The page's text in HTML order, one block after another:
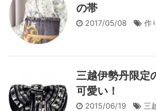
の帯
2017/05/08 作
三越伊勢丹限
可愛い！
2015/06/19 三